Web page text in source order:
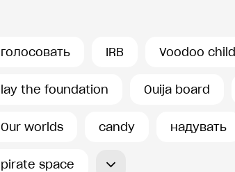
голосовать IRB Voodoo child
lay the foundation Ouija board
Our worlds candy надувать
pirate space